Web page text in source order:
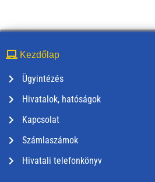
Kezdőlap
Ügyintézés
Hivatalok, hatóságok
Kapcsolat
Számlaszámok
Hivatali telefonkönyv